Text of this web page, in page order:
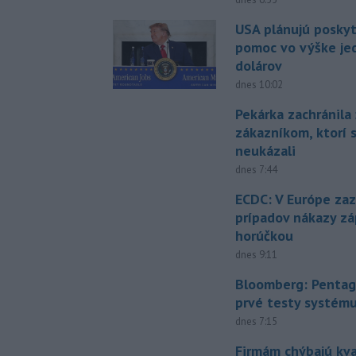
USA plánujú
pomoc vo výške
dolárov
dnes 10:02
Pekárka
zákazníkom, ktorí
neukázali
dnes 7:44
ECDC: V Európe
prípadov nákazy
horúčkou
dnes 9:11
Bloomberg:
prvé testy
dnes 7:15
Firmám chýbajú